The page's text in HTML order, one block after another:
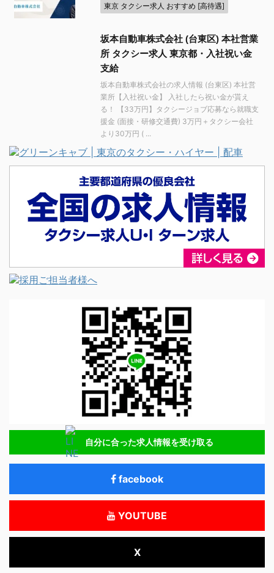
東京 タクシー求人 おすすめ [高待遇]
坂本自動車株式会社 (台東区) 本社営業
所 タクシー求人 東京都・入社祝い金
支給
坂本自動車株式会社の求人情報 (台東区) 本社営
業所【入社祝い金】 入社したら祝い金が貰え
る！ 【33万円】タクシージョブ応募なら就職支
援金 (面接・研修交通費) 3万円＋タクシー会社
より30万円 ( ...
自分に合った求人情報を受け取る
facebook
YOUTUBE
X